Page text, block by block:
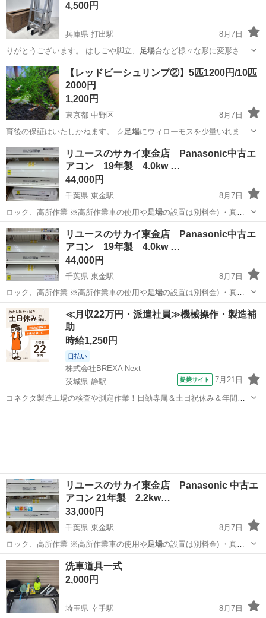
4,500円
兵庫県 打出駅
8月7日
りがとうございます。 はしごや脚立、
足場台など様々な形に変形させ
て使用できる …
兵庫 芦屋市 打出駅
【レッドビーシュリンプ②】5匹1200円/10匹
2000円
1,200円
東京都 中野区
8月7日
育後の保証はいたしかねます。 ☆ 足場にウィローモスを少量いれます
が、レッド…
東京 中野区
リユースのサカイ東金店 Panasonic中古エ
アコン 19年製 4.0kw …
44,000円
千葉県 東金駅
8月7日
ロック、高所作業 ※高所作業車の使用や足場の設置は別料金) ・真空
引き(エアパ…
千葉 東金市 季節、空調家電
リユースのサカイ東金店 Panasonic中古エ
アコン 19年製 4.0kw …
44,000円
千葉県 東金駅
8月7日
ロック、高所作業 ※高所作業車の使用や足場の設置は別料金) ・真空
引き(エアパ…
千葉 東金市 東金駅 季節、空調家電 リユース
≪月収22万円・派遣社員≫機械操作・製造補
助
時給1,250円
日払い
株式会社BREXA Next
茨城県 静駅
提携サイト 7月21日
コネクタ製造工場の検査や測定作業！日勤専属＆土日祝休み＆年間休
リユースのサカイ東金店 Panasonic 中古エ
アコン 21年製 2.2kw…
33,000円
千葉県 東金駅
8月7日
ロック、高所作業 ※高所作業車の使用や足場の設置は別料金) ・真空
引き(エアパ…
千葉 東金市 東金駅 季節、空調家電
洗車道具一式
2,000円
埼玉県 幸手駅
8月7日